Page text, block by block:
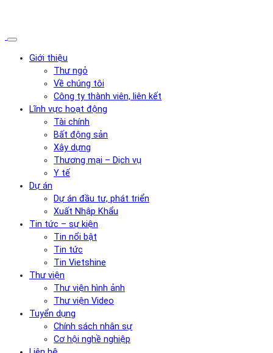
Giới thiệu
Thư ngỏ
Về chúng tôi
Công ty thành viên, liên kết
Lĩnh vực hoạt động
Tài chính
Bất động sản
Xây dựng
Thương mại – Dịch vụ
Y tế
Dự án
Dự án đầu tư, phát triển
Xuất Nhập Khẩu
Tin tức – sự kiện
Tin nổi bật
Tin tức
Tin Vietshine
Thư viện
Thư viện hình ảnh
Thư viện Video
Tuyển dụng
Chính sách nhân sự
Cơ hội nghề nghiệp